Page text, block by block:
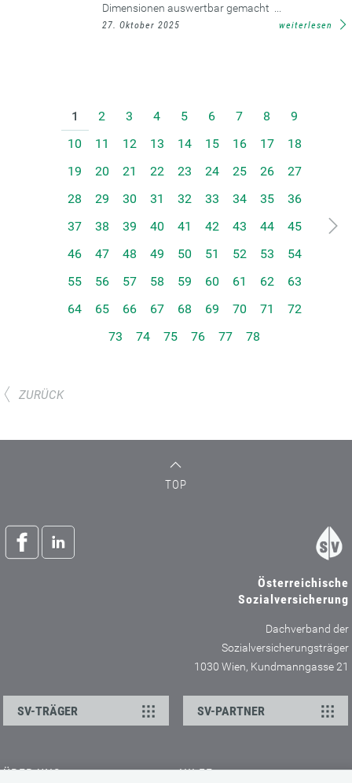
Dimensionen auswertbar gemacht ...
27. Oktober 2025 weiterlesen
1 2 3 4 5 6 7 8
9
10
11 12 13 14 15 16 17
18
19
20 21 22 23 24 25 26
27
28
29 30 31 32 33 34 35
36
37
38 39 40 41 42 43 44
45
46
47 48 49 50 51 52 53
54
55
56 57 58 59 60 61 62
63
64
65 66 67 68 69 70 71
72
73
74 75 76 77 78
ZURÜCK
TOP
Österreichische
Sozialversicherung
Dachverband der
Sozialversicherungsträger
1030 Wien, Kundmanngasse 21
SV-TRÄGER SV-PARTNER
ÜBER UNS HILFE